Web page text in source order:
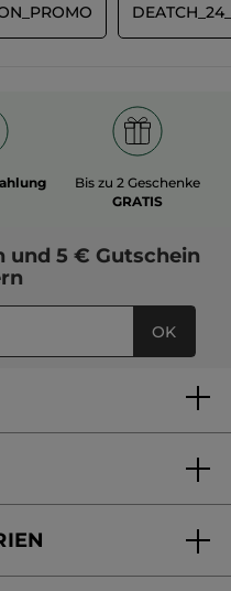
Bis zu 2 Geschenke
GRATIS
und 5 € Gutschein
OK